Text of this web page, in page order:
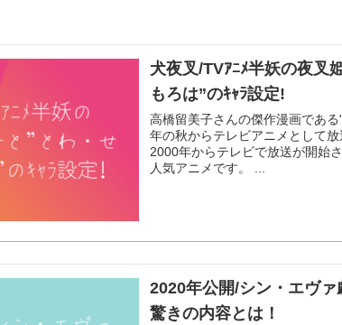
犬夜叉/TVｱﾆﾒ半妖の夜叉
もろは”のｷｬﾗ設定!
高橋留美子さんの傑作漫画であ
年の秋からテレビアニメとして
2000年からテレビで放送が開始
人気アニメです。 ...
2020年公開/シン・エヴ
驚きの内容とは！